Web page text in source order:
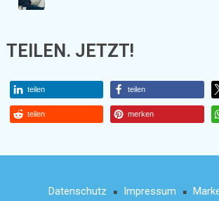
TEILEN. JETZT!
teilen teilen
teilen merken
Datenschutz ■ Impressum ■